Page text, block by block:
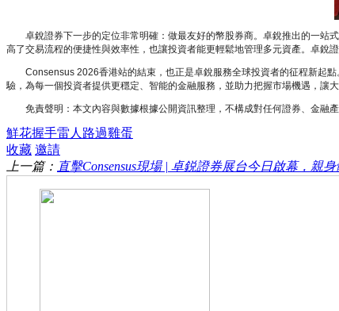
卓銳證券下一步的定位非常明確：做最友好的幣股券商。卓銳推出的一站式
高了交易流程的便捷性與效率性，也讓投資者能更輕鬆地管理多元資產。卓銳
Consensus 2026香港站的結束，也正是卓銳服務全球投資者的征程新起點
驗，為每一個投資者提供更穩定、智能的金融服務，並助力把握市場機遇，讓
免責聲明：本文內容與數據根據公開資訊整理，不構成對任何證券、金融產
鮮花握手雷人 路過雞蛋
收藏 邀請
上一篇： 直擊Consensus現場 | 卓鋭證券展台今日啟幕，親